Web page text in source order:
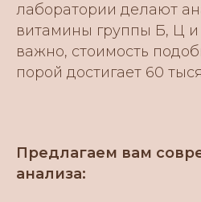
лаборатории делают
витамины группы Б, Ц и
важно, стоимость
порой достигает 60
Предлагаем вам
анализа: